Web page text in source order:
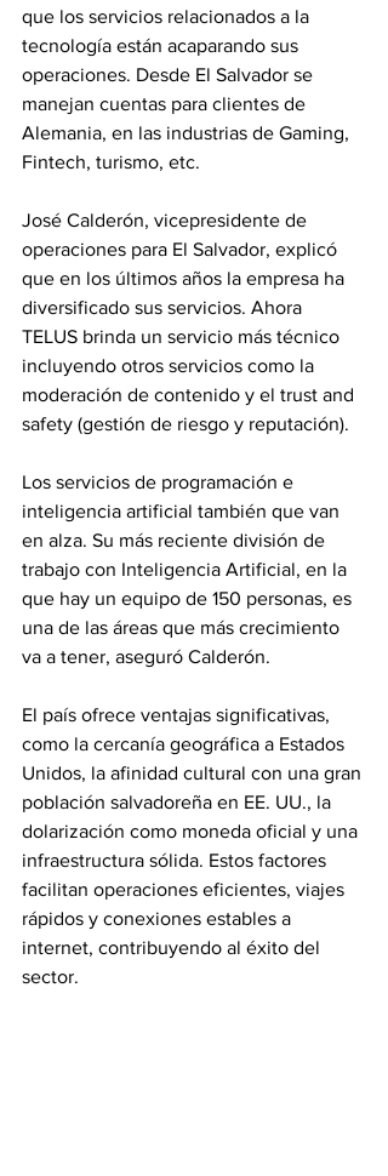
que los servicios relacionados a la
tecnología están acaparando sus
operaciones. Desde El Salvador se
manejan cuentas para clientes de
Alemania, en las industrias de Gaming,
Fintech, turismo, etc.
José Calderón, vicepresidente de
operaciones para El Salvador, explicó
que en los últimos años la empresa ha
diversificado sus servicios. Ahora
TELUS brinda un servicio más técnico
incluyendo otros servicios como la
moderación de contenido y el trust and
safety (gestión de riesgo y reputación).
Los servicios de programación e
inteligencia artificial también que van
en alza. Su más reciente división de
trabajo con Inteligencia Artificial, en la
que hay un equipo de 150 personas, es
una de las áreas que más crecimiento
va a tener, aseguró Calderón.
El país ofrece ventajas significativas,
como la cercanía geográfica a Estados
Unidos, la afinidad cultural con una gran
población salvadoreña en EE. UU., la
dolarización como moneda oficial y una
infraestructura sólida. Estos factores
facilitan operaciones eficientes, viajes
rápidos y conexiones estables a
internet, contribuyendo al éxito del
sector.